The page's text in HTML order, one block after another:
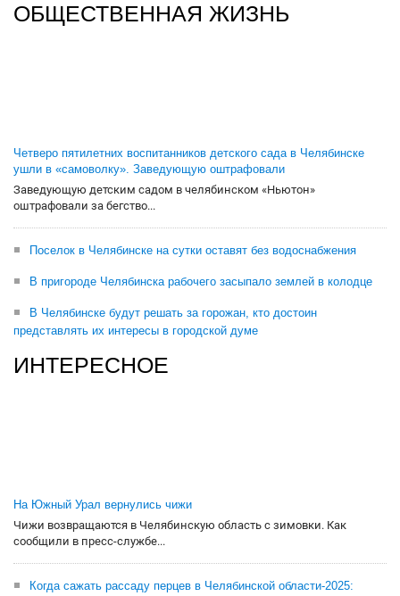
ОБЩЕСТВЕННАЯ ЖИЗНЬ
Четверо пятилетних воспитанников детского сада в Челябинске
ушли в «самоволку». Заведующую оштрафовали
Заведующую детским садом в челябинском «Ньютон»
оштрафовали за бегство...
Поселок в Челябинске на сутки оставят без водоснабжения
В пригороде Челябинска рабочего засыпало землей в колодце
В Челябинске будут решать за горожан, кто достоин
представлять их интересы в городской думе
ИНТЕРЕСНОЕ
На Южный Урал вернулись чижи
Чижи возвращаются в Челябинскую область с зимовки. Как
сообщили в пресс-службе...
Когда сажать рассаду перцев в Челябинской области-2025: